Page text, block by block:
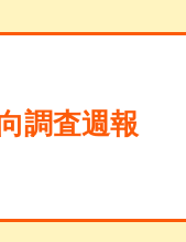
調査週報